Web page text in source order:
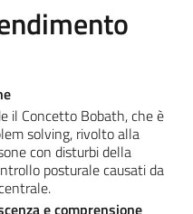
il Concetto Bobath, che è
solving, rivolto alla
con disturbi della
posturale causati da
e comprensione